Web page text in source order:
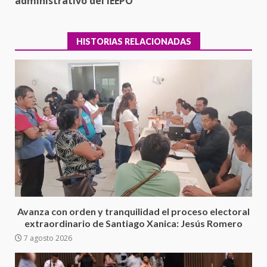
HISTORIAS RELACIONADAS
Avanza con orden y tranquilidad el proceso electoral
extraordinario de Santiago Xanica: Jesús Romero
7 agosto 2026
3
Ciudad Salud: justicia social para
Oaxaca
con el Gobernador Salomón Jara
Cruz reafirma la consolidación